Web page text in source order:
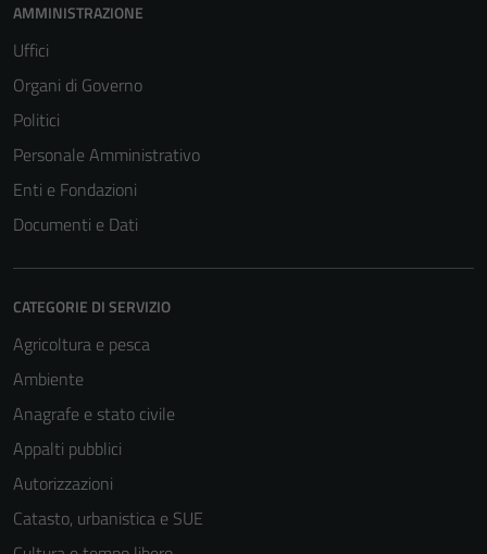
AMMINISTRAZIONE
Uffici
Organi di Governo
Politici
Personale Amministrativo
Enti e Fondazioni
Documenti e Dati
CATEGORIE DI SERVIZIO
Agricoltura e pesca
Ambiente
Anagrafe e stato civile
Appalti pubblici
Autorizzazioni
Catasto, urbanistica e SUE